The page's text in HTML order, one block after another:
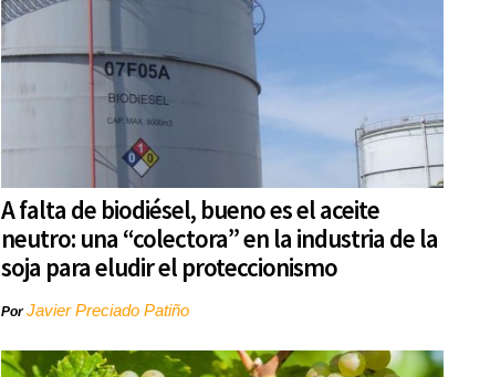
A falta de biodiésel, bueno es el aceite
neutro: una “colectora” en la industria de la
soja para eludir el proteccionismo
PorJavier Preciado Patiño